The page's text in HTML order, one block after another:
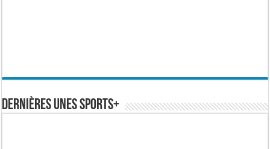
Dernières Unes Sports+